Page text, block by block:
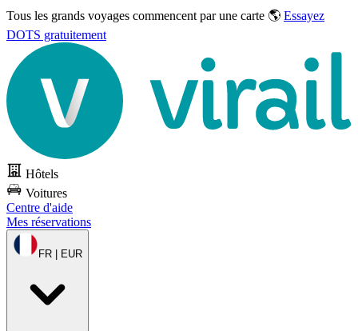
Tous les grands voyages commencent par une carte 🌎 Essayez
DOTS gratuitement
Hôtels
Voitures
Centre d'aide
Mes réservations
FR | EUR